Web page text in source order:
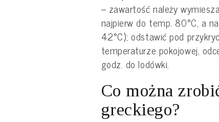
– zawartość należy
najpierw do temp. 80°C, a
42°C); odstawić pod
temperaturze pokojowej,
godz. do lodówki.
Co można
greckiego?